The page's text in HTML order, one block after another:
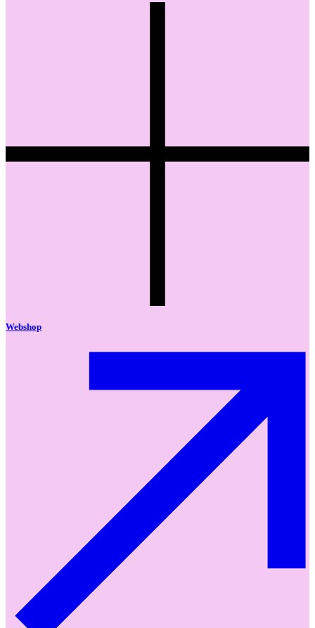
Webshop